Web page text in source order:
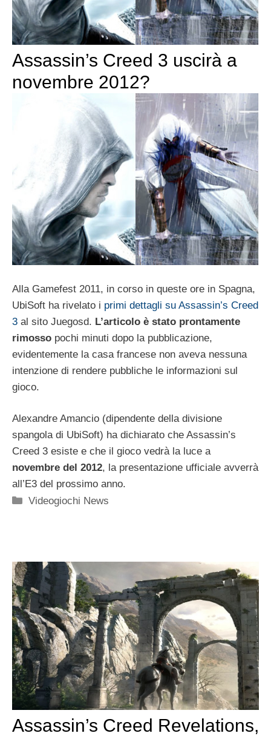
Assassin’s Creed 3 uscirà a
novembre 2012?
Alla Gamefest 2011, in corso in queste ore in Spagna,
UbiSoft ha rivelato i primi dettagli su Assassin’s Creed
3 al sito Juegosd. L’articolo è stato prontamente
rimosso pochi minuti dopo la pubblicazione,
evidentemente la casa francese non aveva nessuna
intenzione di rendere pubbliche le informazioni sul
gioco.
Alexandre Amancio (dipendente della divisione
spangola di UbiSoft) ha dichiarato che Assassin’s
Creed 3 esiste e che il gioco vedrà la luce a
novembre del 2012, la presentazione ufficiale avverrà
all’E3 del prossimo anno.
Categorie
Videogiochi News
Assassin’s Creed Revelations,